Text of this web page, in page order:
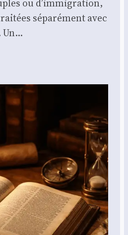
ou d’immigration,
séparément avec
Un…